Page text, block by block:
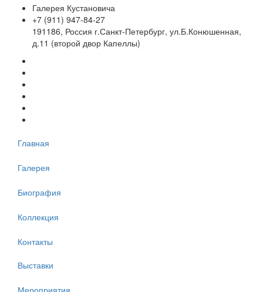
Галерея Кустановича
+7 (911) 947-84-27
191186, Россия г.Санкт-Петербург, ул.Б.Конюшенная,
д.11 (второй двор Капеллы)
Главная
Галерея
Биография
Коллекция
Контакты
Выставки